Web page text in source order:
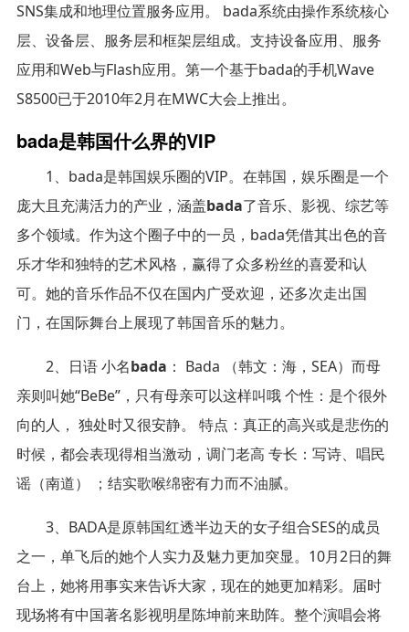
SNS集成和地理位置服务应用。 bada系统由操作系统核心
层、设备层、服务层和框架层组成。支持设备应用、服务
应用和Web与Flash应用。第一个基于bada的手机Wave
S8500已于2010年2月在MWC大会上推出。
bada是韩国什么界的VIP
1、bada是韩国娱乐圈的VIP。在韩国，娱乐圈是一个
庞大且充满活力的产业，涵盖bada了音乐、影视、综艺等
多个领域。作为这个圈子中的一员，bada凭借其出色的音
乐才华和独特的艺术风格，赢得了众多粉丝的喜爱和认
可。她的音乐作品不仅在国内广受欢迎，还多次走出国
门，在国际舞台上展现了韩国音乐的魅力。
2、日语 小名bada ： Bada （韩文：海，SEA）而母
亲则叫她“BeBe”，只有母亲可以这样叫哦 个性：是个很外
向的人， 独处时又很安静。 特点：真正的高兴或是悲伤的
时候，都会表现得相当激动，调门老高 专长：写诗、唱民
谣（南道） ；结实歌喉绵密有力而不油腻。
3、BADA是原韩国红透半边天的女子组合SES的成员
之一，单飞后的她个人实力及魅力更加突显。10月2日的舞
台上，她将用事实来告诉大家，现在的她更加精彩。届时
现场将有中国著名影视明星陈坤前来助阵。整个演唱会将